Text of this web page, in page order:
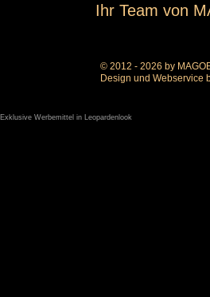
Ihr Team von
© 2012 - 2026 by
Design und Webservice
Exklusive Werbemittel in Leopardenlook